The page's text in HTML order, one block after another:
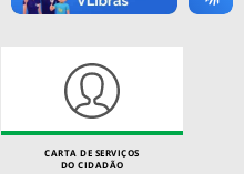
CARTA DE SERVIÇOS
DO CIDADÃO